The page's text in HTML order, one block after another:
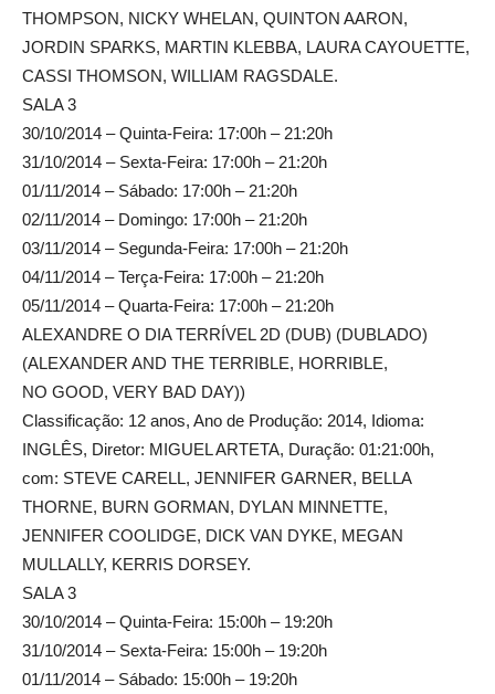
THOMPSON, NICKY WHELAN, QUINTON AARON,
JORDIN SPARKS, MARTIN KLEBBA, LAURA CAYOUETTE,
CASSI THOMSON, WILLIAM RAGSDALE.
SALA 3
30/10/2014 – Quinta-Feira: 17:00h – 21:20h
31/10/2014 – Sexta-Feira: 17:00h – 21:20h
01/11/2014 – Sábado: 17:00h – 21:20h
02/11/2014 – Domingo: 17:00h – 21:20h
03/11/2014 – Segunda-Feira: 17:00h – 21:20h
04/11/2014 – Terça-Feira: 17:00h – 21:20h
05/11/2014 – Quarta-Feira: 17:00h – 21:20h
ALEXANDRE O DIA TERRÍVEL 2D (DUB) (DUBLADO)
(ALEXANDER AND THE TERRIBLE, HORRIBLE,
NO GOOD, VERY BAD DAY))
Classificação: 12 anos, Ano de Produção: 2014, Idioma:
INGLÊS, Diretor: MIGUEL ARTETA, Duração: 01:21:00h,
com: STEVE CARELL, JENNIFER GARNER, BELLA
THORNE, BURN GORMAN, DYLAN MINNETTE,
JENNIFER COOLIDGE, DICK VAN DYKE, MEGAN
MULLALLY, KERRIS DORSEY.
SALA 3
30/10/2014 – Quinta-Feira: 15:00h – 19:20h
31/10/2014 – Sexta-Feira: 15:00h – 19:20h
01/11/2014 – Sábado: 15:00h – 19:20h